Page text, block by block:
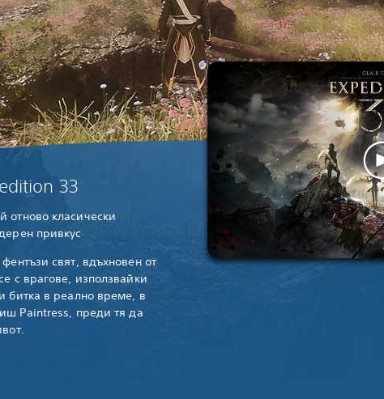
33
отново класически
привкус
свят, вдъхновен от
с врагове, използвайки
битка в реално време, в
Paintress, преди тя да